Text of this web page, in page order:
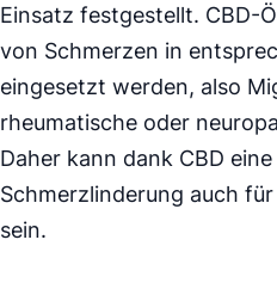
Einsatz festgestellt. CBD-
von Schmerzen in
eingesetzt werden, also
rheumatische oder
Daher kann dank CBD
Schmerzlinderung auch
sein.